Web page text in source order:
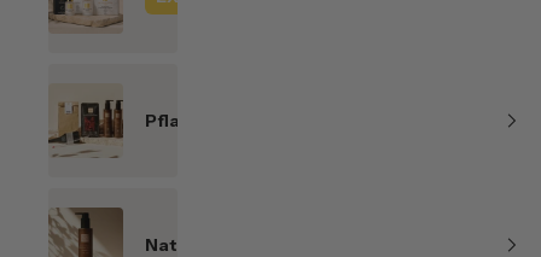
Pflanzenhaarfarben
Naturkosmetik